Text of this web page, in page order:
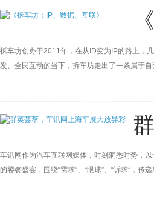
拆车坊创办于2011年，在从ID变为IP的路上，
发、全民互动的当下，拆车坊走出了一条属于
车讯网作为汽车互联网媒体，时刻洞悉时势，
的饕餮盛宴，围绕“需求”、“眼球”、“诉求”，